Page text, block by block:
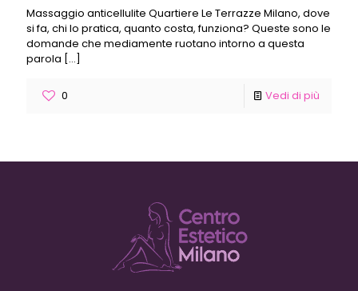
Massaggio anticellulite Quartiere Le Terrazze Milano, dove
si fa, chi lo pratica, quanto costa, funziona? Queste sono le
domande che mediamente ruotano intorno a questa
parola […]
0 Vedi di più